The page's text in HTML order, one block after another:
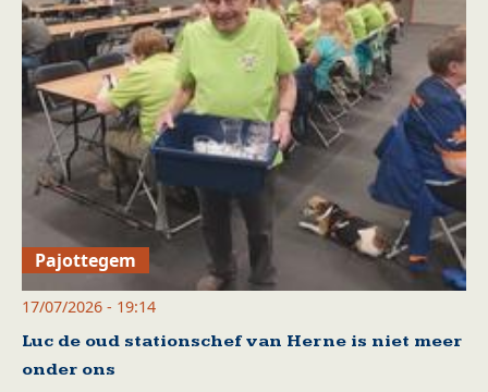
Pajottegem
17/07/2026 - 19:14
Luc de oud stationschef van Herne is niet meer
onder ons